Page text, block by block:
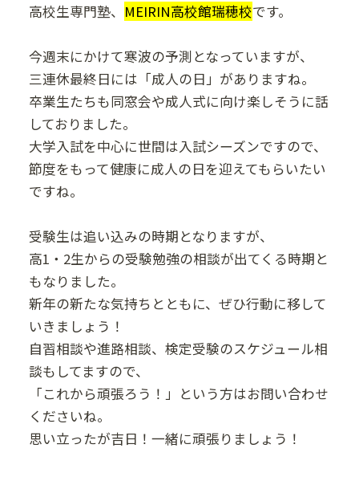
高校生専門塾、 MEIRIN高校館瑞穂校です。
今週末にかけて寒波の予測となっていますが、
三連休最終日には「成人の日」がありますね。
卒業生たちも同窓会や成人式に向け楽しそうに話
しておりました。
大学入試を中心に世間は入試シーズンですので、
節度をもって健康に成人の日を迎えてもらいたい
ですね。
受験生は追い込みの時期となりますが、
高1・2生からの受験勉強の相談が出てくる時期と
もなりました。
新年の新たな気持ちとともに、ぜひ行動に移して
いきましょう！
自習相談や進路相談、検定受験のスケジュール相
談もしてますので、
「これから頑張ろう！」という方はお問い合わせ
くださいね。
思い立ったが吉日！一緒に頑張りましょう！